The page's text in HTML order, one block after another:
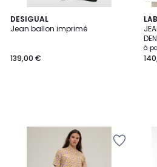
DESIGUAL
Jean ballon imprimé
139,00 €
à
3